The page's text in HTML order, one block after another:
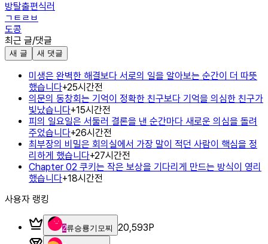
방탈출편식러
ㄱㅌㄹㅂ
도콩
최근 글/댓글
새 글 새 댓글
미생은 완벽한 해결보다 서로의 일을 알아보는 순간이 더 따뜻
했습니다+25시간전
의문의 동창회는 기억이 정확한 친구보다 기억을 의심한 친구가
빛났습니다+15시간전
피의 일요일은 서둘러 결론을 낸 순간마다 새로운 의심을 돌려
주었습니다+26시간전
최부장의 비밀은 회의실에서 가장 말이 적던 사람이 핵심을 정
리하게 했습니다+27시간전
Chapter 02 쿠키는 작은 보상을 기다리게 만드는 방식이 영리
했습니다+18시간전
사용자 랭킹
2류승룡기모찌 20,593P